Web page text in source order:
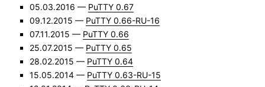
05.03.2016 — PuTTY 0.67
09.12.2015 — PuTTY 0.66-RU-16
07.11.2015 — PuTTY 0.66
25.07.2015 — PuTTY 0.65
28.02.2015 — PuTTY 0.64
15.05.2014 — PuTTY 0.63-RU-15